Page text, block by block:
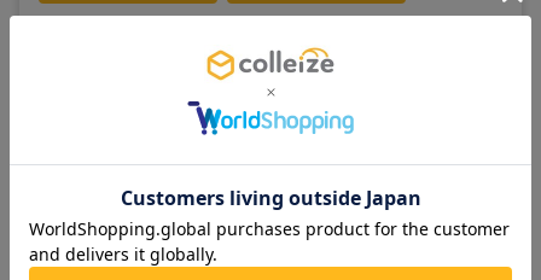
すべて見る >